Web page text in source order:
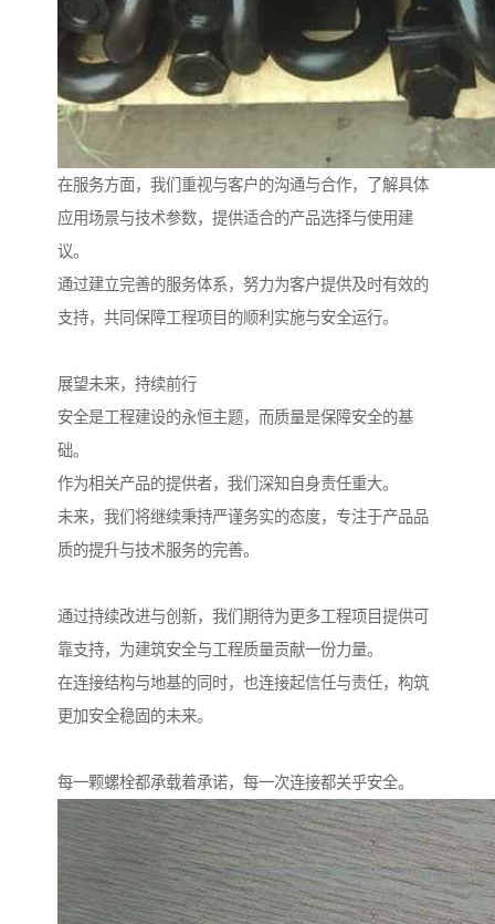
在服务方面，我们重视与客户的沟通与合作，了解具体
应用场景与技术参数，提供适合的产品选择与使用建
议。
通过建立完善的服务体系，努力为客户提供及时有效的
支持，共同保障工程项目的顺利实施与安全运行。
展望未来，持续前行
安全是工程建设的永恒主题，而质量是保障安全的基
础。
作为相关产品的提供者，我们深知自身责任重大。
未来，我们将继续秉持严谨务实的态度，专注于产品品
质的提升与技术服务的完善。
通过持续改进与创新，我们期待为更多工程项目提供可
靠支持，为建筑安全与工程质量贡献一份力量。
在连接结构与地基的同时，也连接起信任与责任，构筑
更加安全稳固的未来。
每一颗螺栓都承载着承诺，每一次连接都关乎安全。